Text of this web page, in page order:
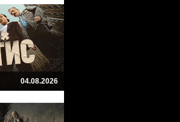
04.08.2026